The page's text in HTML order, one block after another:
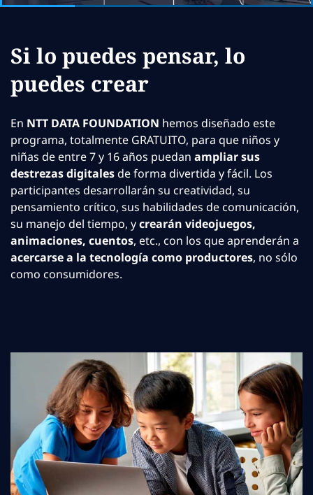
Si lo puedes pensar, lo
puedes crear
En NTT DATA FOUNDATION hemos diseñado este
programa, totalmente GRATUITO, para que niños y
niñas de entre 7 y 16 años puedan ampliar sus
destrezas digitalesde forma divertida y fácil. Los
participantes desarrollarán su creatividad, su
pensamiento crítico, sus habilidades de comunicación,
su manejo del tiempo, ycrearán videojuegos,
animaciones, cuentos, etc., con los que aprenderán a
acercarse a la tecnología como productores, no sólo
como consumidores.